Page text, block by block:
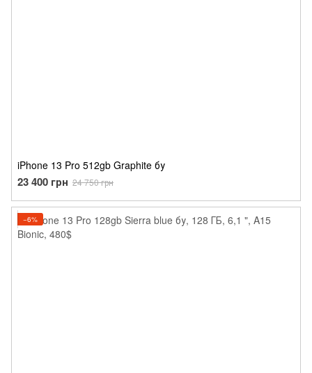
iPhone 13 Pro 512gb Graphite бу
23 400 грн 24 750 грн
−6%